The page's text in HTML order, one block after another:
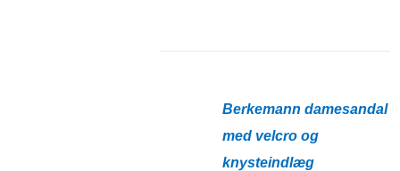
Berkemann damesandal
med velcro og
knysteindlæg